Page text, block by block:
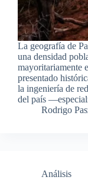
La geografía de
una densidad
mayoritariamente
presentado
la ingeniería de
del país
Rodrigo
Análisis